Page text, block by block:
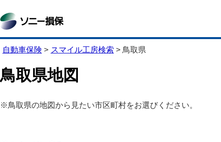
自動車保険 > スマイル工房検索 > 鳥取県
鳥取県地図
※鳥取県の地図から見たい市区町村をお選びください。